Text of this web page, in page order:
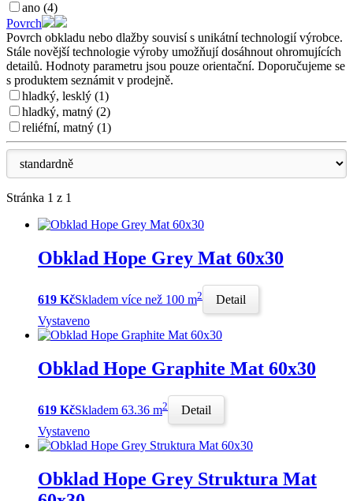
ano (4)
Povrch
Povrch obkladu nebo dlažby souvisí s unikátní technologií výrobce.
Stále novější technologie výroby umožňují dosáhnout ohromujících
detailů. Hodnoty parametru jsou pouze orientační. Doporučujeme se
s produktem seznámit v prodejně.
hladký, lesklý (1)
hladký, matný (2)
reliéfní, matný (1)
Stránka 1 z 1
Obklad Hope Grey Mat 60x30
619 KčSkladem více než 100 m2
Detail
Vystaveno
Obklad Hope Graphite Mat 60x30
619 KčSkladem 63.36 m2
Detail
Vystaveno
Obklad Hope Grey Struktura Mat